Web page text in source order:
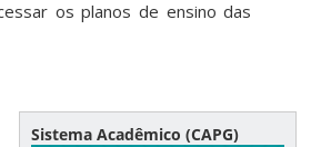
os planos de ensino das
Sistema Acadêmico (CAPG)